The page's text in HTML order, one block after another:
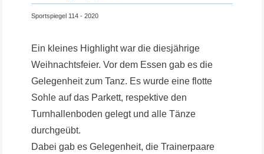
Sportspiegel 114 - 2020
Ein kleines Highlight war die diesjährige
Weihnachtsfeier. Vor dem Essen gab es die
Gelegenheit zum Tanz. Es wurde eine flotte
Sohle auf das Parkett, respektive den
Turnhallenboden gelegt und alle Tänze
durchgeübt.
Dabei gab es Gelegenheit, die Trainerpaare